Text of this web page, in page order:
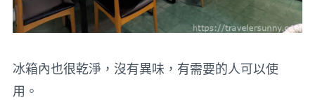
冰箱內也很乾淨，沒有異味，有需要的人可以使
用。